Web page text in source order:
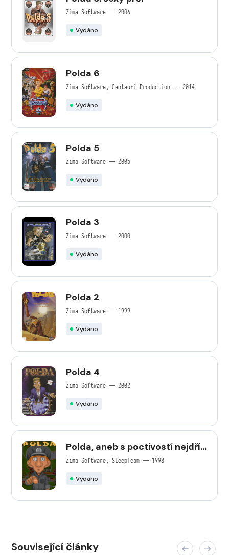
Zima Software — 2006
Vydáno
Polda 6
Zima Software, Centauri Production — 2014
Vydáno
Polda 5
Zima Software — 2005
Vydáno
Polda 3
Zima Software — 2000
Vydáno
Polda 2
Zima Software — 1999
Vydáno
Polda 4
Zima Software — 2002
Vydáno
Polda, aneb s poctivostí nejdřív
pojdeš
Zima Software, SleepTeam — 1998
Vydáno
Související články